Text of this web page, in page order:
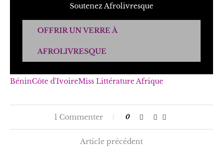
Soutenez Afrolivresque
OFFRIR UN VERRE À
AFROLIVRESQUE
BéninCôte d'IvoireMiss Littérature Afrique
1 Commenter 0
Article précédent